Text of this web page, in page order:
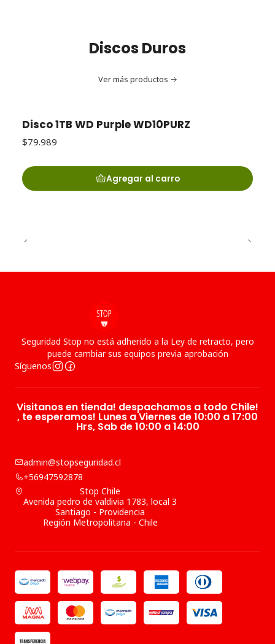
Discos Duros
Ver más productos
Disco 1TB WD Purple WD10PURZ
$79.989
Agregar al carro
Seguridad Stop no está adherido a la Ley de retracto, pero
puede cambiar sus equipos previa aprobación
Síguenos
Visitanos en tienda! despachamos a todo Chile!
, te esperamos! Lunes a Viernes de 10:00 a 17:00
Hrs, Sab de 10:00 a 14:00
admin@stopseguridad.cl
+56947592878
Stop Chile
Avenida pedro de valdivia 1783, local 3
Santiago - Providencia
Región Metropolitana - Chile